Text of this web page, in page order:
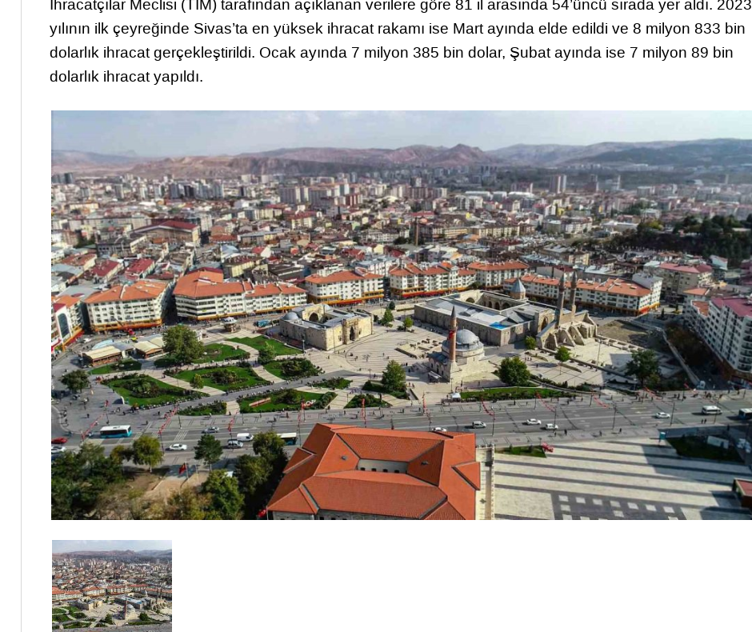
İhracatçılar Meclisi (TİM) tarafından açıklanan verilere göre 81 il arasında 54’üncü sırada yer aldı. 2023
yılının ilk çeyreğinde Sivas’ta en yüksek ihracat rakamı ise Mart ayında elde edildi ve 8 milyon 833 bin
dolarlık ihracat gerçekleştirildi. Ocak ayında 7 milyon 385 bin dolar, Şubat ayında ise 7 milyon 89 bin
dolarlık ihracat yapıldı.